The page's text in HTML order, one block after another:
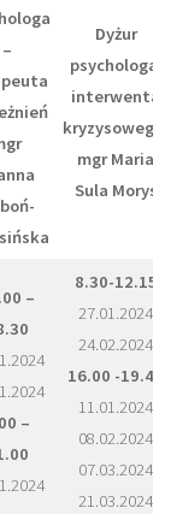
–
Dyżur
psychologa,
interwenta
kryzysowego:
mgr Maria
Sula Morys
–
–
8.30-12.15
27.01.2024
24.02.2024
16.00 -19.45
11.01.2024
08.02.2024
07.03.2024
21.03.2024